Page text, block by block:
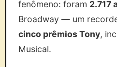
fenômeno: foram 2.717
Broadway — um
cinco prêmios Tony,
Musical.